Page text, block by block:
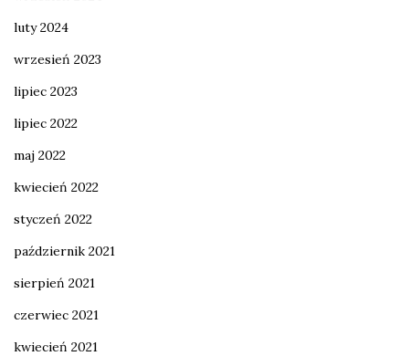
luty 2024
wrzesień 2023
lipiec 2023
lipiec 2022
maj 2022
kwiecień 2022
styczeń 2022
październik 2021
sierpień 2021
czerwiec 2021
kwiecień 2021